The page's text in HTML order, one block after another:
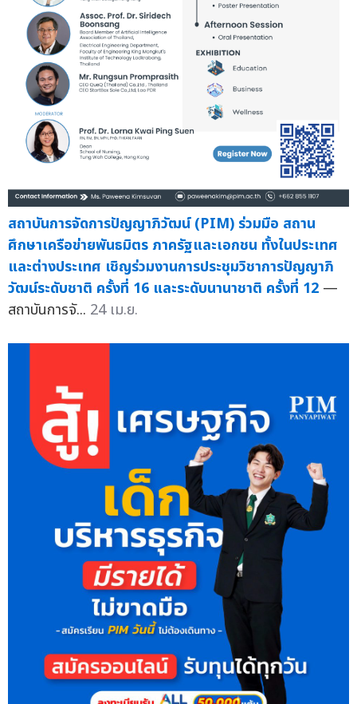
สถาบันการจัดการปัญญาภิวัฒน์ (PIM) ร่วมมือ สถาน
ศึกษาเครือข่ายพันธมิตร ภาครัฐและเอกชน ทั้งในประเทศ
และต่างประเทศ เชิญร่วมงานการประชุมวิชาการปัญญาภิ
วัฒน์ระดับชาติ ครั้งที่ 16 และระดับนานาชาติ ครั้งที่ 12 —
สถาบันการจั... 24 เม.ย.